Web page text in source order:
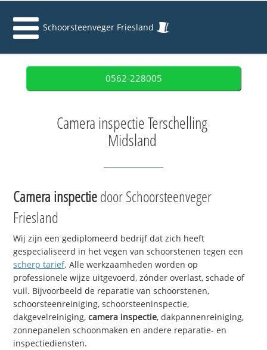
Schoorsteenveger Friesland
0562-228005
Camera inspectie Terschelling
Midsland
Camera inspectiedoor Schoorsteenveger
Friesland
Wij zijn een gediplomeerd bedrijf dat zich heeft
gespecialiseerd in het vegen van schoorstenen tegen een
scherp tarief. Alle werkzaamheden worden op
professionele wijze uitgevoerd, zónder overlast, schade of
vuil. Bijvoorbeeld de reparatie van schoorstenen,
schoorsteenreiniging, schoorsteeninspectie,
dakgevelreiniging,camera inspectie, dakpannenreiniging,
zonnepanelen schoonmaken en andere reparatie- en
inspectiediensten.